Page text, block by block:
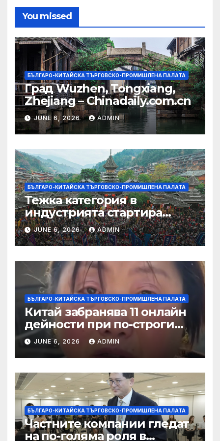
You missed
БЪЛГАРО-КИТАЙСКА ТЪРГОВСКО-ПРОМИШЛЕНА ПАЛАТА
Град Wuzhen, Tongxiang,
Zhejiang – Chinadaily.com.cn
JUNE 6, 2026 ADMIN
БЪЛГАРО-КИТАЙСКА ТЪРГОВСКО-ПРОМИШЛЕНА ПАЛАТА
Тежка категория в
индустрията стартира
алианс за космическа
слънчева енергия
JUNE 6, 2026 ADMIN
БЪЛГАРО-КИТАЙСКА ТЪРГОВСКО-ПРОМИШЛЕНА ПАЛАТА
Китай забранява 11 онлайн
дейности при по-строги
правила за ограничаване на
слуховете и
кибернасилниците
JUNE 6, 2026 ADMIN
БЪЛГАРО-КИТАЙСКА ТЪРГОВСКО-ПРОМИШЛЕНА ПАЛАТА
Частните компании гледат
на по-голяма роля в